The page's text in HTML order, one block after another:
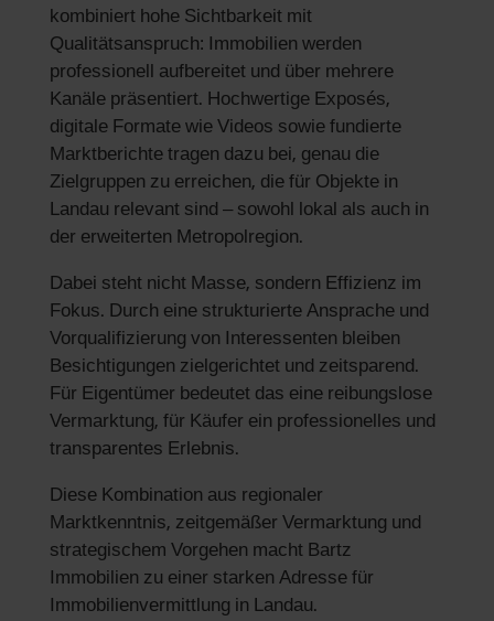
kombiniert hohe Sichtbarkeit mit
Qualitätsanspruch: Immobilien werden
professionell aufbereitet und über mehrere
Kanäle präsentiert. Hochwertige Exposés,
digitale Formate wie Videos sowie fundierte
Marktberichte tragen dazu bei, genau die
Zielgruppen zu erreichen, die für Objekte in
Landau relevant sind – sowohl lokal als auch in
der erweiterten Metropolregion.
Dabei steht nicht Masse, sondern Effizienz im
Fokus. Durch eine strukturierte Ansprache und
Vorqualifizierung von Interessenten bleiben
Besichtigungen zielgerichtet und zeitsparend.
Für Eigentümer bedeutet das eine reibungslose
Vermarktung, für Käufer ein professionelles und
transparentes Erlebnis.
Diese Kombination aus regionaler
Marktkenntnis, zeitgemäßer Vermarktung und
strategischem Vorgehen macht Bartz
Immobilien zu einer starken Adresse für
Immobilienvermittlung in Landau.